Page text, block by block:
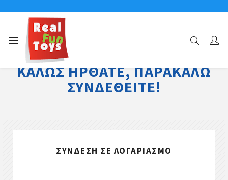
ΚΑΛΏΣ ΉΡΘΑΤΕ, ΠΑΡΑΚΑΛΏ
ΣΥΝΔΕΘΕΊΤΕ!
ΣΎΝΔΕΣΗ ΣΕ ΛΟΓΑΡΙΑΣΜΌ